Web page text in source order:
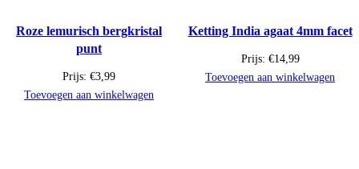
Roze lemurisch bergkristal
punt
Prijs: €3,99
Toevoegen aan winkelwagen
Ketting India agaat 4mm facet
Prijs: €14,99
Toevoegen aan winkelwagen